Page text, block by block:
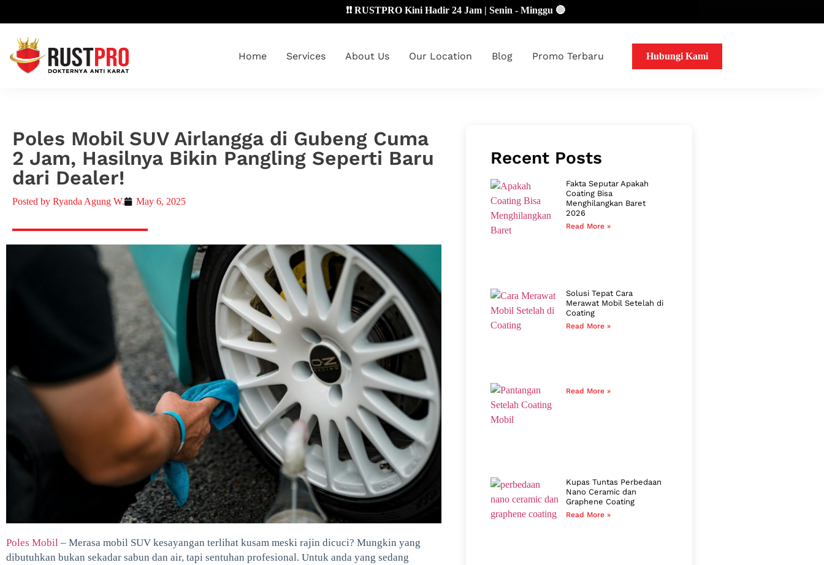
❗❗ RUSTPRO Kini Hadir 24 Jam | Senin - Minggu 🔴
Home Services About Us Our Location Blog Promo Terbaru Hubungi Kami
Poles Mobil SUV Airlangga di Gubeng Cuma
2 Jam, Hasilnya Bikin Pangling Seperti Baru
dari Dealer!
Posted by Ryanda Agung W. May 6, 2025
Poles Mobil – Merasa mobil SUV kesayangan terlihat kusam meski rajin dicuci? Mungkin yang
dibutuhkan bukan sekadar sabun dan air, tapi sentuhan profesional. Untuk anda yang sedang
Recent Posts
Fakta Seputar Apakah
Coating Bisa
Menghilangkan Baret
2026
Read More »
Solusi Tepat Cara
Merawat Mobil Setelah di
Coating
Read More »
Read More »
Kupas Tuntas Perbedaan
Nano Ceramic dan
Graphene Coating
Read More »